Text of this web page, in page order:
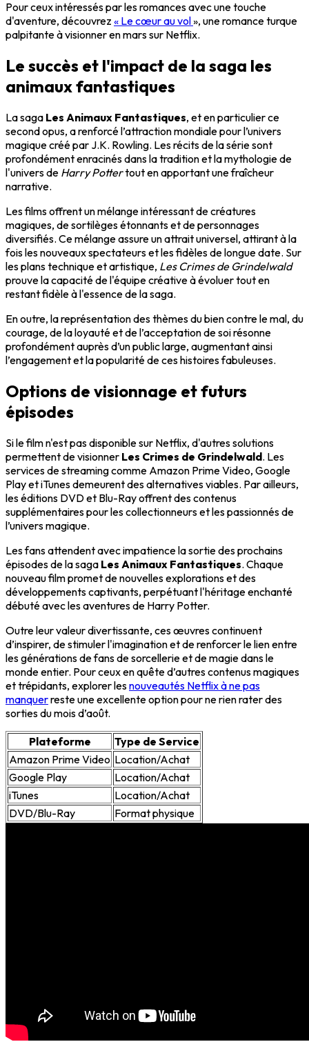
Pour ceux intéressés par les romances avec une touche
d'aventure, découvrez « Le cœur au vol», une romance turque
palpitante à visionner en mars sur Netflix.
Le succès et l'impact de la saga les
animaux fantastiques
La saga Les Animaux Fantastiques, et en particulier ce
second opus, a renforcé l’attraction mondiale pour l’univers
magique créé par J.K. Rowling. Les récits de la série sont
profondément enracinés dans la tradition et la mythologie de
l'univers de Harry Pottertout en apportant une fraîcheur
narrative.
Les films offrent un mélange intéressant de créatures
magiques, de sortilèges étonnants et de personnages
diversifiés. Ce mélange assure un attrait universel, attirant à la
fois les nouveaux spectateurs et les fidèles de longue date. Sur
les plans technique et artistique, Les Crimes de Grindelwald
prouve la capacité de l'équipe créative à évoluer tout en
restant fidèle à l'essence de la saga.
En outre, la représentation des thèmes du bien contre le mal, du
courage, de la loyauté et de l’acceptation de soi résonne
profondément auprès d’un public large, augmentant ainsi
l’engagement et la popularité de ces histoires fabuleuses.
Options de visionnage et futurs
épisodes
Si le film n'est pas disponible sur Netflix, d'autres solutions
permettent de visionner Les Crimes de Grindelwald. Les
services de streaming comme Amazon Prime Video, Google
Play et iTunes demeurent des alternatives viables. Par ailleurs,
les éditions DVD et Blu-Ray offrent des contenus
supplémentaires pour les collectionneurs et les passionnés de
l’univers magique.
Les fans attendent avec impatience la sortie des prochains
épisodes de la saga Les Animaux Fantastiques. Chaque
nouveau film promet de nouvelles explorations et des
développements captivants, perpétuant l'héritage enchanté
débuté avec les aventures de Harry Potter.
Outre leur valeur divertissante, ces œuvres continuent
d’inspirer, de stimuler l'imagination et de renforcer le lien entre
les générations de fans de sorcellerie et de magie dans le
monde entier. Pour ceux en quête d’autres contenus magiques
et trépidants, explorer lesnouveautés Netflix à ne pas
manquerreste une excellente option pour ne rien rater des
sorties du mois d’août.
Plateforme
Type de Service
Amazon Prime Video Location/Achat
Google Play
Location/Achat
iTunes
Location/Achat
DVD/Blu-Ray
Format physique